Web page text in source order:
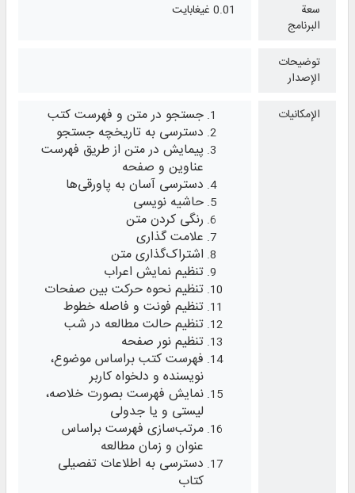
سعة
البرنامج
0.01 غيغابايت
توضيحات
الإصدار
الإمكانيات
جستجو در متن و فهرست کتب
دسترسی به تاریخچه جستجو
پیمایش در متن از طریق فهرست
عناوین و صفحه
دسترسی آسان به پاورقی‌ها
حاشیه نویسی
رنگی کردن متن
علامت گذاری
اشتراک‌گذاری متن
تنظیم نمایش اعراب
تنظیم نحوه حرکت بین صفحات
تنظیم فونت و فاصله خطوط
تنظیم حالت مطالعه در شب
تنظیم نور صفحه
فهرست کتب براساس موضوع،
نویسنده و دلخواه کاربر
نمایش فهرست بصورت خلاصه،
لیستی و یا جدولی
مرتب‌سازی فهرست براساس
عنوان و زمان مطالعه
دسترسی به اطلاعات تفصیلی
کتاب